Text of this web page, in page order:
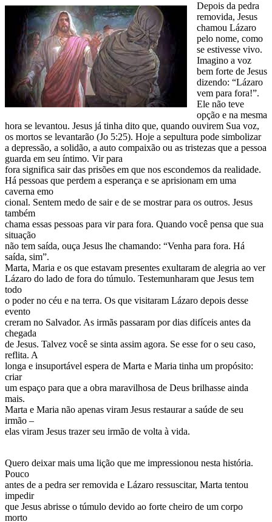
Depois da pedra
removida, Jesus
chamou Lázaro
pelo nome, como
se estivesse vivo.
Imagino a voz
bem forte de Jesus
dizendo: “Lázaro
vem para fora!”.
Ele não teve
opção e na mesma
hora se levantou. Jesus já tinha dito que, quando ouvirem Sua voz,
os mortos se levantarão (Jo 5:25). Hoje a sepultura pode simbolizar
a depressão, a solidão, a auto compaixão ou as tristezas que a pessoa
guarda em seu íntimo. Vir para
fora significa sair das prisões em que nos escondemos da realidade.
Há pessoas que perdem a esperança e se aprisionam em uma
caverna emo
cional. Sentem medo de sair e de se mostrar para os outros. Jesus
também
chama essas pessoas para vir para fora. Quando você pensa que sua
situação
não tem saída, ouça Jesus lhe chamando: “Venha para fora. Há
saída, sim”.
Marta, Maria e os que estavam presentes exultaram de alegria ao ver
Lázaro do lado de fora do túmulo. Testemunharam que Jesus tem
todo
o poder no céu e na terra. Os que visitaram Lázaro depois desse
evento
creram no Salvador. As irmãs passaram por dias difíceis antes da
chegada
de Jesus. Talvez você se sinta assim agora. Se esse for o seu caso,
reflita. A
longa e insuportável espera de Marta e Maria tinha um propósito:
criar
um espaço para que a obra maravilhosa de Deus brilhasse ainda
mais.
Marta e Maria não apenas viram Jesus restaurar a saúde de seu
irmão –
elas viram Jesus trazer seu irmão de volta à vida.
Quero deixar mais uma lição que me impressionou nesta história.
Pouco
antes de a pedra ser removida e Lázaro ressuscitar, Marta tentou
impedir
que Jesus abrisse o túmulo devido ao forte cheiro de um corpo
morto